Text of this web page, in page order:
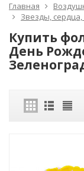
Главная
Звезды, сердца,
Купить
День